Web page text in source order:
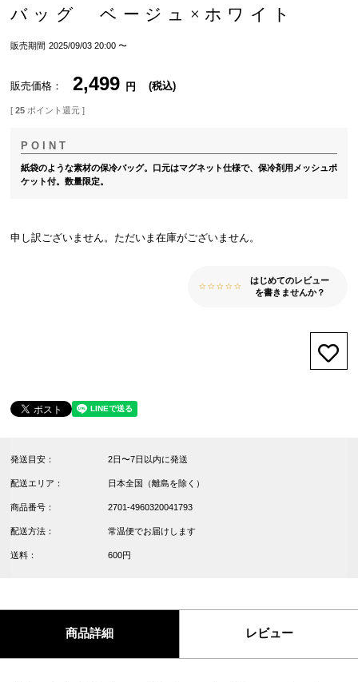
バッグ ベージュ×ホワイト
販売期間 2025/09/03 20:00 〜
販売価格 2,499 税込
[ 25 ポイント還元 ]
紙袋のような素材の保冷バッグ。口元はマグネット仕様で、保冷剤用メッシュポ
ケット付。数量限定。
申し訳ございません。ただいま在庫がございません。
はじめてのレビュー
を書きませんか？
発送目安： 2日〜7日以内に発送
配送エリア： 日本全国（離島を除く）
商品番号： 2701-4960320041793
配送方法： 常温便でお届けします
送料： 600円
商品詳細 レビュー